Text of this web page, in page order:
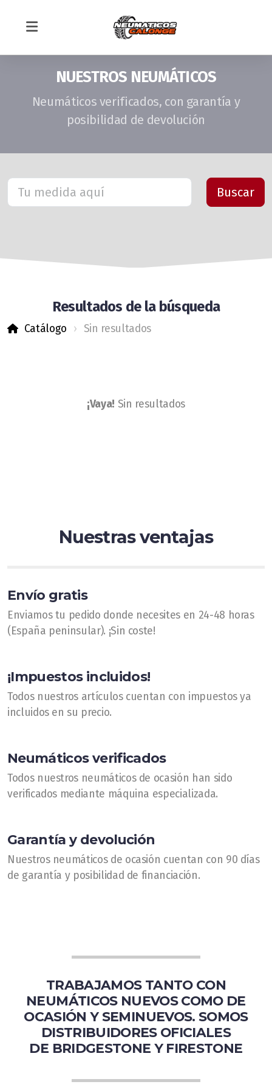
NUESTROS NEUMÁTICOS
Neumáticos verificados, con garantía y
posibilidad de devolución
Resultados de la búsqueda
Catálogo Sin resultados
¡Vaya! Sin resultados
Nuestras ventajas
Envío gratis
Enviamos tu pedido donde necesites en 24-48 horas
(España peninsular). ¡Sin coste!
¡Impuestos incluidos!
Todos nuestros artículos cuentan con impuestos ya
incluidos en su precio.
Neumáticos verificados
Todos nuestros neumáticos de ocasión han sido
verificados mediante máquina especializada.
Garantía y devolución
Nuestros neumáticos de ocasión cuentan con 90 días
de garantía y posibilidad de financiación.
TRABAJAMOS TANTO CON
NEUMÁTICOS NUEVOS COMO DE
OCASIÓN Y SEMINUEVOS. SOMOS
DISTRIBUIDORES OFICIALES
DE BRIDGESTONE Y FIRESTONE
Mecánica rápida
Vídeos
Dónde estamos